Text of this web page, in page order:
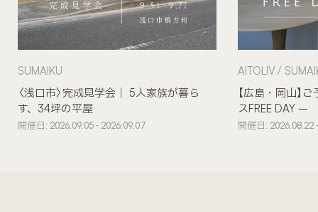
〈浅口市〉完成見学会｜ 5人家族が暮ら
す、34坪の平屋
SUMAIKU
開催日: 2026.09.05 - 2026.09.07
【広島・岡山】
スFREE DAY –
AITOLIV
開催日: 2026.08.22